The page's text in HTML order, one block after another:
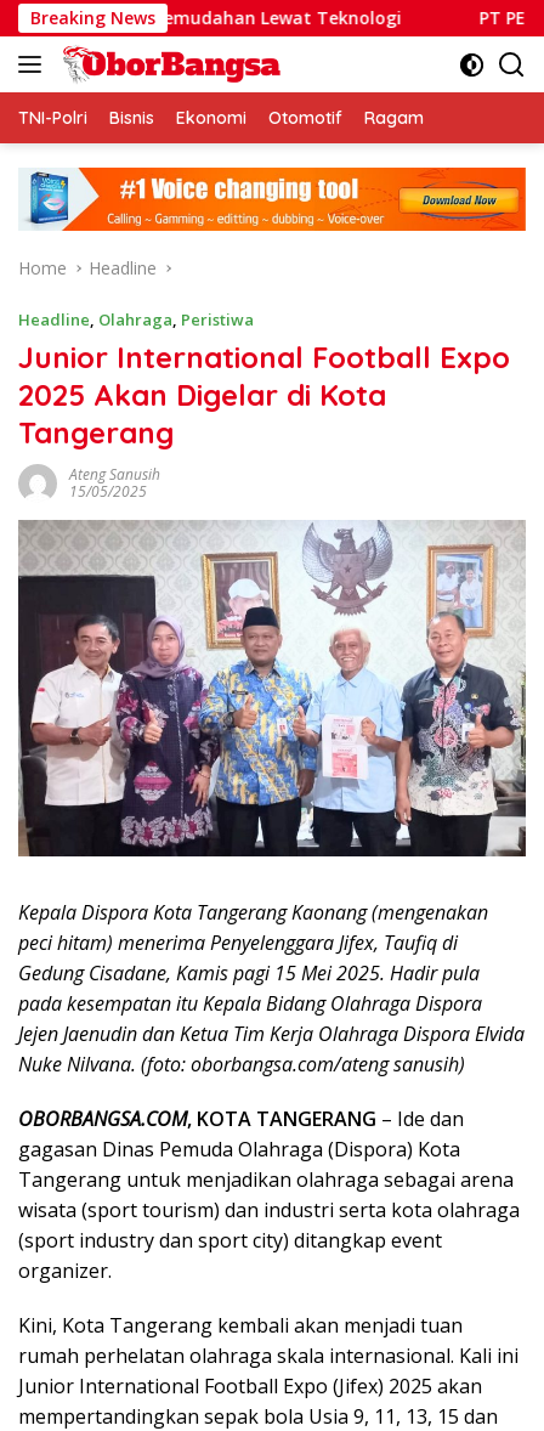
Skip
to
content
Breaking News
Kemudahan Lewat Teknologi PT PEMA Butuh
TNI-Polri Bisnis Ekonomi Otomotif Ragam
Home Headline
Headline, Olahraga, Peristiwa
Junior International Football Expo
2025 Akan Digelar di Kota
Tangerang
Ateng Sanusih
15/05/2025
Kepala Dispora Kota Tangerang Kaonang (mengenakan
peci hitam) menerima Penyelenggara Jifex, Taufiq di
Gedung Cisadane, Kamis pagi 15 Mei 2025. Hadir pula
pada kesempatan itu Kepala Bidang Olahraga Dispora
Jejen Jaenudin dan Ketua Tim Kerja Olahraga Dispora Elvida
Nuke Nilvana. (foto: oborbangsa.com/ateng sanusih)
OBORBANGSA.COM, KOTA TANGERANG – Ide dan
gagasan Dinas Pemuda Olahraga (Dispora) Kota
Tangerang untuk menjadikan olahraga sebagai arena
wisata (sport tourism) dan industri serta kota olahraga
(sport industry dan sport city) ditangkap event
organizer.
Kini, Kota Tangerang kembali akan menjadi tuan
rumah perhelatan olahraga skala internasional. Kali ini
Junior International Football Expo (Jifex) 2025 akan
mempertandingkan sepak bola Usia 9, 11, 13, 15 dan